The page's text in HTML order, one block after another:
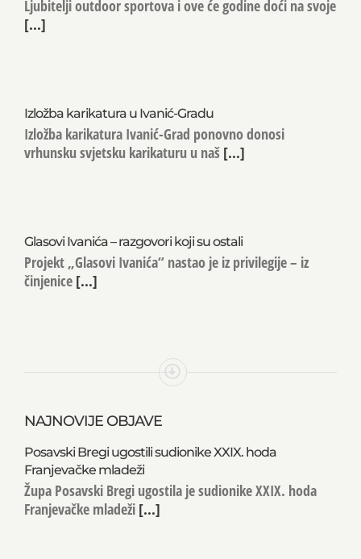
Ljubitelji outdoor sportova i ove će godine doći na svoje
[...]
Izložba karikatura u Ivanić-Gradu
Izložba karikatura Ivanić-Grad ponovno donosi
vrhunsku svjetsku karikaturu u naš [...]
Glasovi Ivanića – razgovori koji su ostali
Projekt „Glasovi Ivanića“ nastao je iz privilegije – iz
činjenice [...]
NAJNOVIJE OBJAVE
Posavski Bregi ugostili sudionike XXIX. hoda
Franjevačke mladeži
Župa Posavski Bregi ugostila je sudionike XXIX. hoda
Franjevačke mladeži [...]